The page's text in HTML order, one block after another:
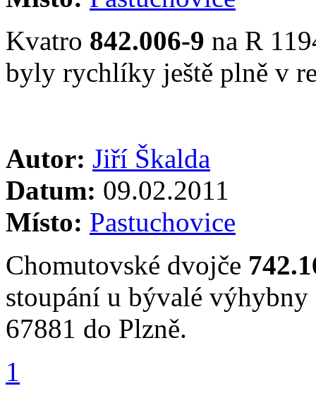
Kvatro 842.006-9 na R
byly rychlíky ještě plně v
Autor: Jiří Škalda
Datum: 09.02.2011
Místo: Pastuchovice
Chomutovské dvojče
stoupání u bývalé
67881 do Plzně.
1